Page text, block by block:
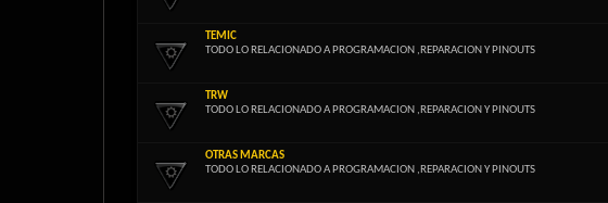
TEMIC
TODO LO RELACIONADO A PROGRAMACION ,REPARACION Y PINOUTS
TRW
TODO LO RELACIONADO A PROGRAMACION ,REPARACION Y PINOUTS
OTRAS MARCAS
TODO LO RELACIONADO A PROGRAMACION ,REPARACION Y PINOUTS